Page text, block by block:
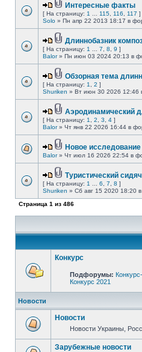
Интересные факты
[ На страницу: 1 115 116 117 ]
Solo » Пн апр 22 2013 18:17 в
Длиннобазник
[ На страницу: 1 7 8 9 ]
Balor» Пн июн 03 2024 20:13 в
Обзорная тема
[ На страницу: 1 2 ]
Shuriken » Вт июн 30 2026 12:46
Аэродинамический
[ На страницу: 1 2 3 4 ]
Balor» Чт янв 22 2026 16:44 в
Новое
Balor» Чт июл 16 2026 22:54 в
Туристический
[ На страницу: 1 6 7 8 ]
Shuriken » Сб авг 15 2020 18:20
Страница 1 из 486
Конкурс
Подфорумы:
Конкурс 2021
Новости
Новости
Новости Украины,
Зарубежные новости